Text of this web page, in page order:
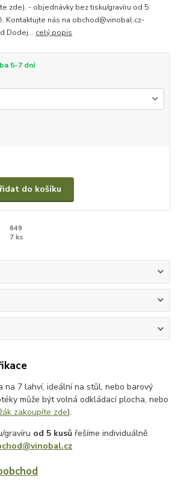
zde). - objednávky bez tisku/gravíru od 5
Kontaktujte nás na obchod@vinobal.cz-
Dodej... celý popis
5-7 dní
do košíku
649
7 ks
na 7 lahví, ideální na stůl, nebo barový
může být volná odkládací plocha, nebo
zakoupíte zde).
gravíru od 5 kusů řešíme individuálně.